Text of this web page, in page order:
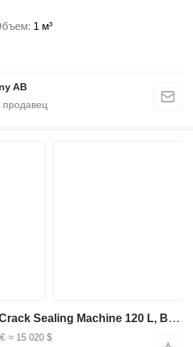
1 м³
AB
TICAB Manufacturer Crack Sealing Machine 120 L, BPM-120
≈ 15 020 $